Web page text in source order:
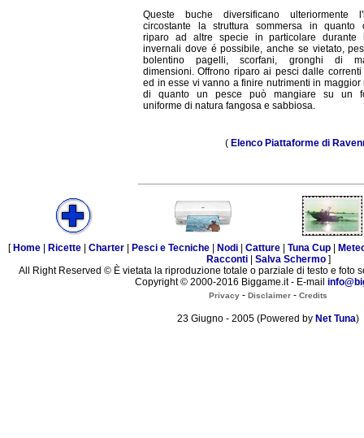
Queste buche diversificano ulteriormente
circostante la struttura sommersa in quanto
riparo ad altre specie in particolare durante
invernali dove é possibile, anche se vietato,
bolentino pagelli, scorfani, gronghi di
dimensioni. Offrono riparo ai pesci dalle correnti
ed in esse vi vanno a finire nutrimenti in maggior
di quanto un pesce può mangiare su un
uniforme di natura fangosa e sabbiosa.
( Elenco Piattaforme di
[ Home Ricette Charter Pesci e Tecniche Nodi Catture Tuna Cup
Racconti| Salva Schermo]
All Right Reserved © È vietata la riproduzione totale o parziale di testo e foto
Copyright © 2000-2016 Biggame.it - E-mail
Privacy - Disclaimer - Credits
23 Giugno - 2005 (Powered by Net Tuna)